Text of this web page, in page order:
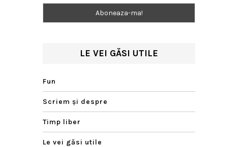
LE VEI GĂSI UTILE
Fun
Scriem şi despre
Timp liber
Le vei găsi utile